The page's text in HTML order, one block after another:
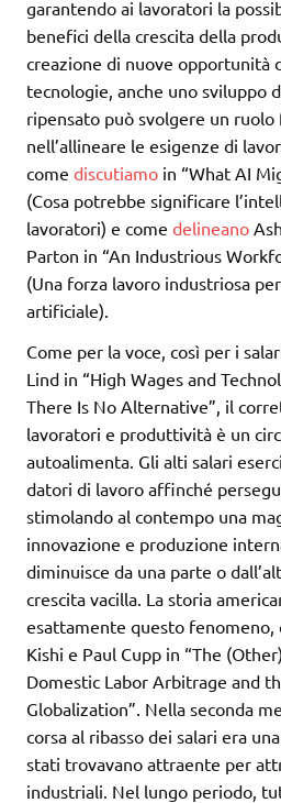
garantendo ai lavoratori la
benefici della crescita della
creazione di nuove opportunità
tecnologie, anche uno sviluppo
ripensato può svolgere un
nell’allineare le esigenze di
come discutiamo in “What AI
(Cosa potrebbe significare
lavoratori) e come delineano
Parton in “An Industrious
(Una forza lavoro industriosa
artificiale).
Come per la voce, così per i
Lind in “High Wages and
There Is No Alternative”, il
lavoratori e produttività è un
autoalimenta. Gli alti salari
datori di lavoro affinché
stimolando al contempo una
innovazione e produzione
diminuisce da una parte o
crescita vacilla. La storia
esattamente questo fenomeno,
Kishi e Paul Cupp in “The
Domestic Labor Arbitrage and
Globalization”. Nella seconda
corsa al ribasso dei salari era
stati trovavano attraente per
industriali. Nel lungo periodo,